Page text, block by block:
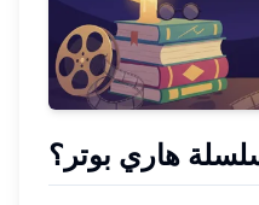
هاري بوتر؟